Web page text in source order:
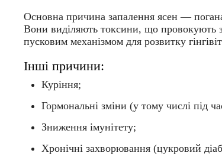
Основна причина запалення ясен —
Вони виділяють токсини, що провокують
пусковим механізмом для розвитку
Інші причини:
Куріння;
Гормональні зміни (у тому числі під
Зниження імунітету;
Хронічні захворювання (цукровий